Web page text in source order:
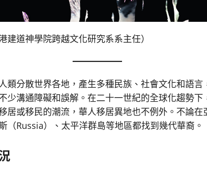
港建道神學院跨越文化研究系系主任）
類分散世界各地，產生多種民族、社會文化和語言
少溝通障礙和誤解。在二十一世紀的全球化趨勢下
居或移民的潮流，華人移居異地也不例外。不論在
（Russia）、太平洋群島等地區都找到幾代華裔。